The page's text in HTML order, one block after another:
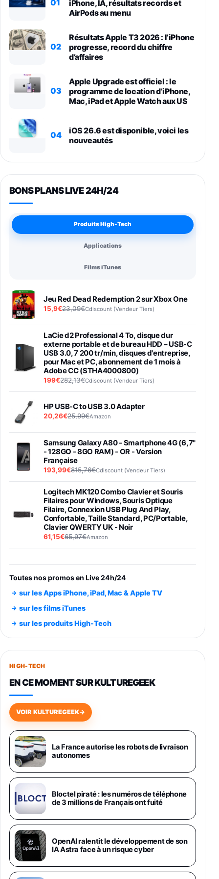
01
iPhone, IA, résultats records et
AirPods au menu
02
Résultats Apple T3 2026 : l’iPhone
progresse, record du chiffre
d’affaires
03
Apple Upgrade est officiel : le
programme de location d’iPhone,
Mac, iPad et Apple Watch aux US
04
iOS 26.6 est disponible, voici les
nouveautés
BONS PLANS LIVE 24H/24
Produits High-Tech
Applications
Films iTunes
Jeu Red Dead Redemption 2 sur Xbox One
15,9€23,09€Cdiscount (Vendeur Tiers)
LaCie d2 Professional 4 To, disque dur
externe portable et de bureau HDD – USB-C
USB 3.0, 7 200 tr/min, disques d'entreprise,
pour Mac et PC, abonnement de 1 mois à
Adobe CC (STHA4000800)
199€282,13€Cdiscount (Vendeur Tiers)
HP USB-C to USB 3.0 Adapter
20,26€25,99€Amazon
Samsung Galaxy A80 - Smartphone 4G (6,7''
- 128GO - 8GO RAM) - OR - Version
Française
193,99€815,76€Cdiscount (Vendeur Tiers)
Logitech MK120 Combo Clavier et Souris
Filaires pour Windows, Souris Optique
Filaire, Connexion USB Plug And Play,
Confortable, Taille Standard, PC/Portable,
Clavier QWERTY UK - Noir
61,15€65,97€Amazon
entraénement direct 3 vitesses (33-45-78
trs/min) avec pre-ampli intégré et port USB
Smartphone SAMSUNG Galaxy S26 Ultra
891,99€1199€Fnac (Vendeur Tiers)
Smartphone SAMSUNG Galaxy S26+ Violet
749,99€
648,63€834,71€
Samsung Galaxy Miracle Ultra, Smartphone
Android 5G avec Galaxy AI, 512 Go,
Chargeur Secteur Rapide 25W Inclus,
Smartphone déverrouillé, Noir, Version FR
1019€
Galaxy S26 Ultra 512 Go Bleu
1019€1399€Fnac (Vendeur Tiers)
Galaxy S26 Ultra 256 Go Violet
892€1199€Fnac (Vendeur Tiers)
Philips SHK2000BL - Casque Enfant - Bleu &
Toutes nos promos en Live 24h/24
sur les Apps iPhone, iPad, Mac & Apple TV
sur les films iTunes
sur les produits High-Tech
HIGH-TECH
EN CE MOMENT SUR KULTUREGEEK
VOIR KULTUREGEEK→
La France autorise les robots de livraison
autonomes
Bloctel piraté : les numéros de téléphone
de 3 millions de Français ont fuité
OpenAI ralentit le développement de son
IA Astra face à un risque cyber